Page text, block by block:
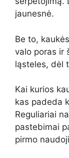
jaunesnė.
Be to,
valo poras ir
ląsteles, dėl
Kai kurios
kas padeda
Reguliariai
pastebimai
pirmo